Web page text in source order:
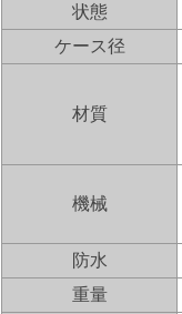
状態
ケース径
材質
機械
防水
重量